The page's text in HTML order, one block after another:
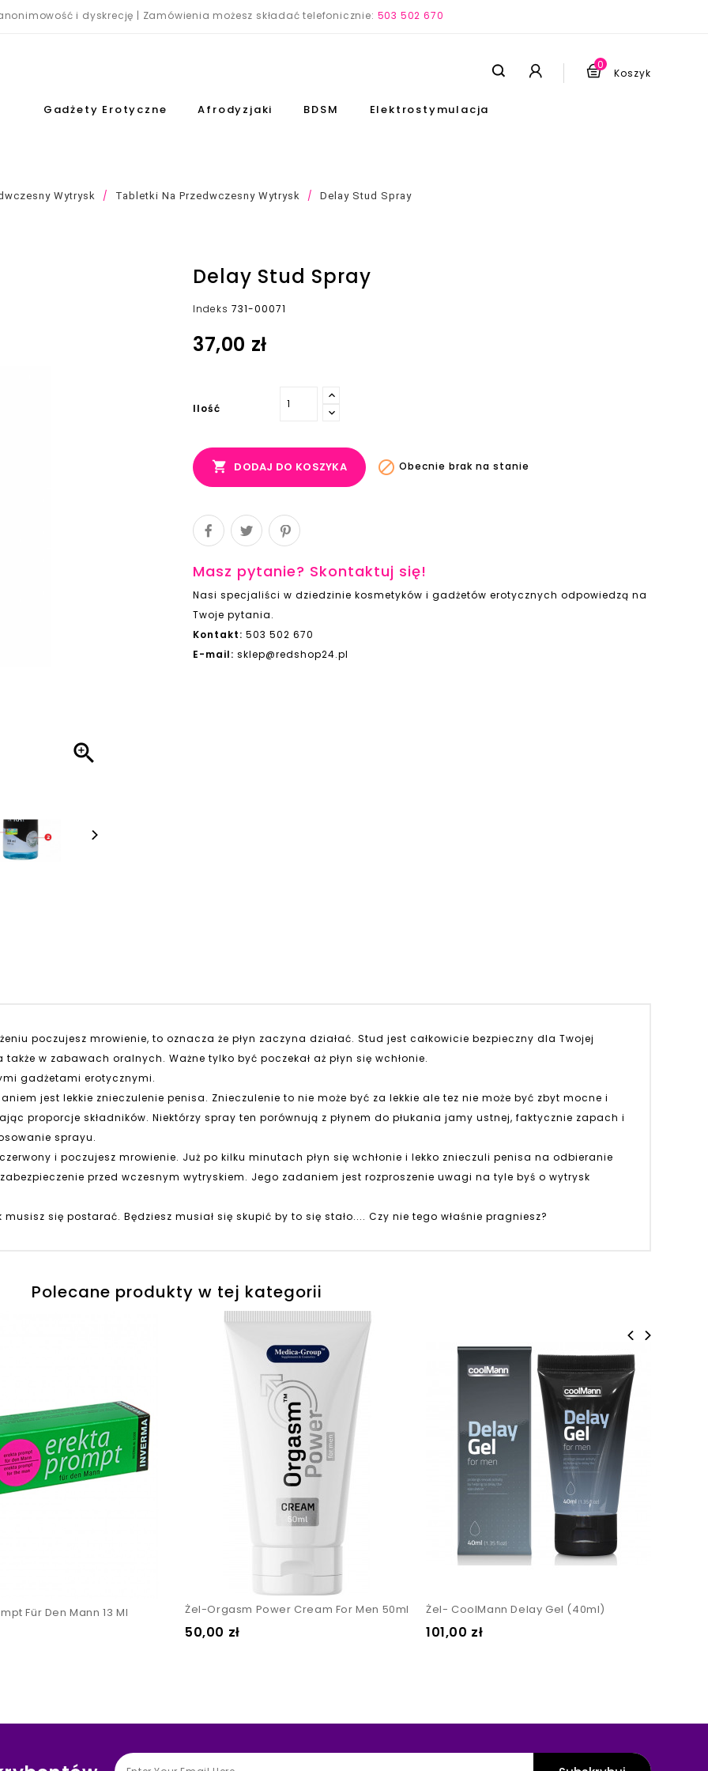
i dyskrecję | Zamówienia możesz składać telefonicznie: 503 502 670
0
Koszyk
Gadżety Erotyczne Afrodyzjaki BDSM Elektrostymulacja
Wytrysk Tabletki Na Przedwczesny Wytrysk Delay Stud Spray

Delay Stud Spray
Indeks 731-00071
37,00 zł
Ilość
 DODAJ DO KOSZYKA  Obecnie brak na stanie
Masz pytanie? Skontaktuj się!
Nasi specjaliści w dziedzinie kosmetyków i gadżetów erotycznych odpowiedzą na
Twoje pytania.
Kontakt: 503 502 670
E-mail: sklep@redshop24.pl
poczujesz mrowienie, to oznacza że płyn zaczyna działać. Stud jest całkowicie bezpieczny dla Twojej
w zabawach oralnych. Ważne tylko być poczekał aż płyn się wchłonie.
gadżetami erotycznymi.
jest lekkie znieczulenie penisa. Znieczulenie to nie może być za lekkie ale tez nie może być zbyt mocne i
proporcje składników. Niektórzy spray ten porównują z płynem do płukania jamy ustnej, faktycznie zapach i
sprayu.
i poczujesz mrowienie. Już po kilku minutach płyn się wchłonie i lekko znieczuli penisa na odbieranie
przed wczesnym wytryskiem. Jego zadaniem jest rozproszenie uwagi na tyle byś o wytrysk
się postarać. Będziesz musiał się skupić by to się stało.... Czy nie tego właśnie pragniesz?
Polecane produkty w tej kategorii
Für Den Mann 13 Ml Żel-Orgasm Power Cream For Men 50ml
Cena
50,00 zł
Żel- CoolMann Delay Gel (40ml)
Cena
101,00 zł